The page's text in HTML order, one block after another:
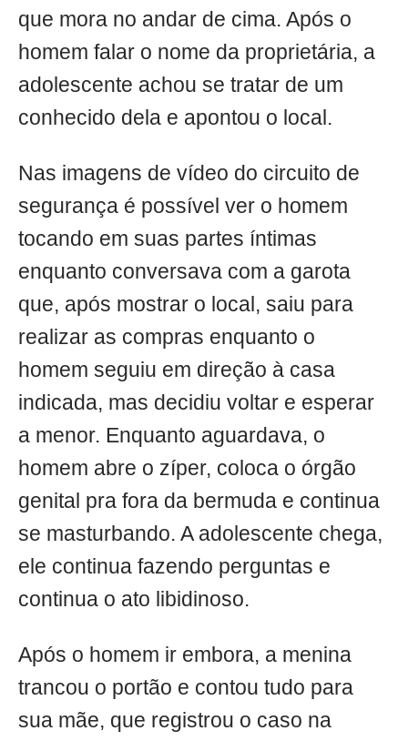
que mora no andar de cima. Após o
homem falar o nome da proprietária, a
adolescente achou se tratar de um
conhecido dela e apontou o local.
Nas imagens de vídeo do circuito de
segurança é possível ver o homem
tocando em suas partes íntimas
enquanto conversava com a garota
que, após mostrar o local, saiu para
realizar as compras enquanto o
homem seguiu em direção à casa
indicada, mas decidiu voltar e esperar
a menor. Enquanto aguardava, o
homem abre o zíper, coloca o órgão
genital pra fora da bermuda e continua
se masturbando. A adolescente chega,
ele continua fazendo perguntas e
continua o ato libidinoso.
Após o homem ir embora, a menina
trancou o portão e contou tudo para
sua mãe, que registrou o caso na